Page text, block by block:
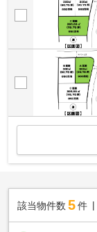
該当物件数 5件